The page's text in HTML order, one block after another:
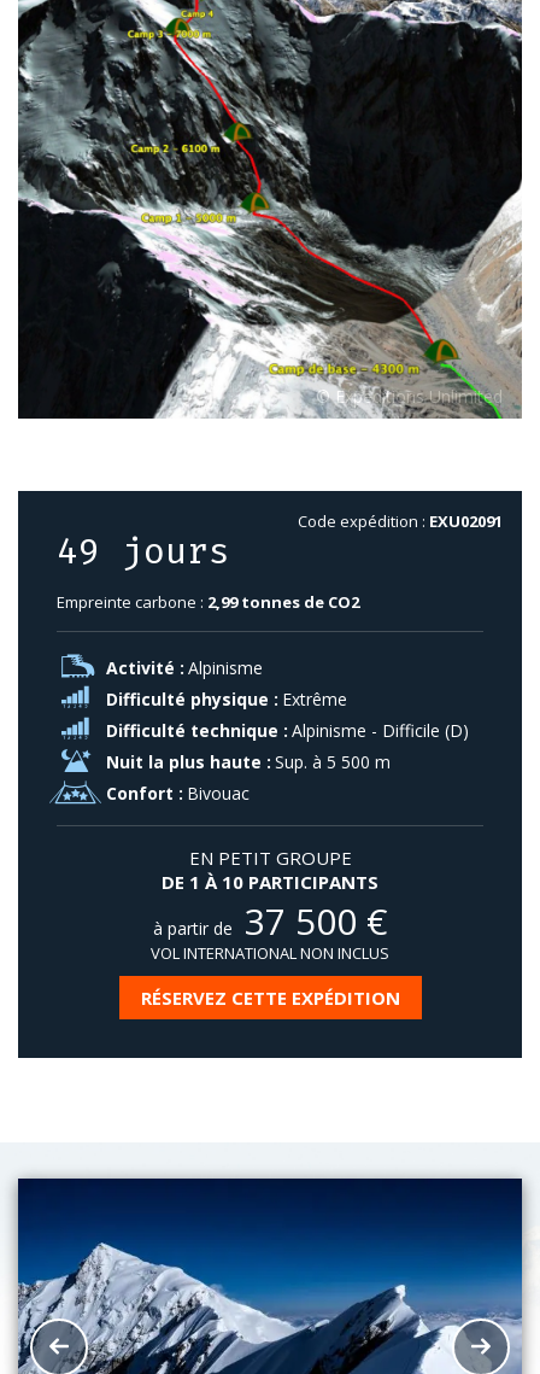
Code expédition : EXU02091
49 jours
Empreinte carbone : 2,99 tonnes de CO2
Activité : Alpinisme
Difficulté physique : Extrême
Difficulté technique : Alpinisme - Difficile (D)
Nuit la plus haute : Sup. à 5 500 m
Confort : Bivouac
EN PETIT GROUPE
DE 1 À 10 PARTICIPANTS
à partir de 37 500 €
VOL INTERNATIONAL NON INCLUS
RÉSERVEZ CETTE EXPÉDITION